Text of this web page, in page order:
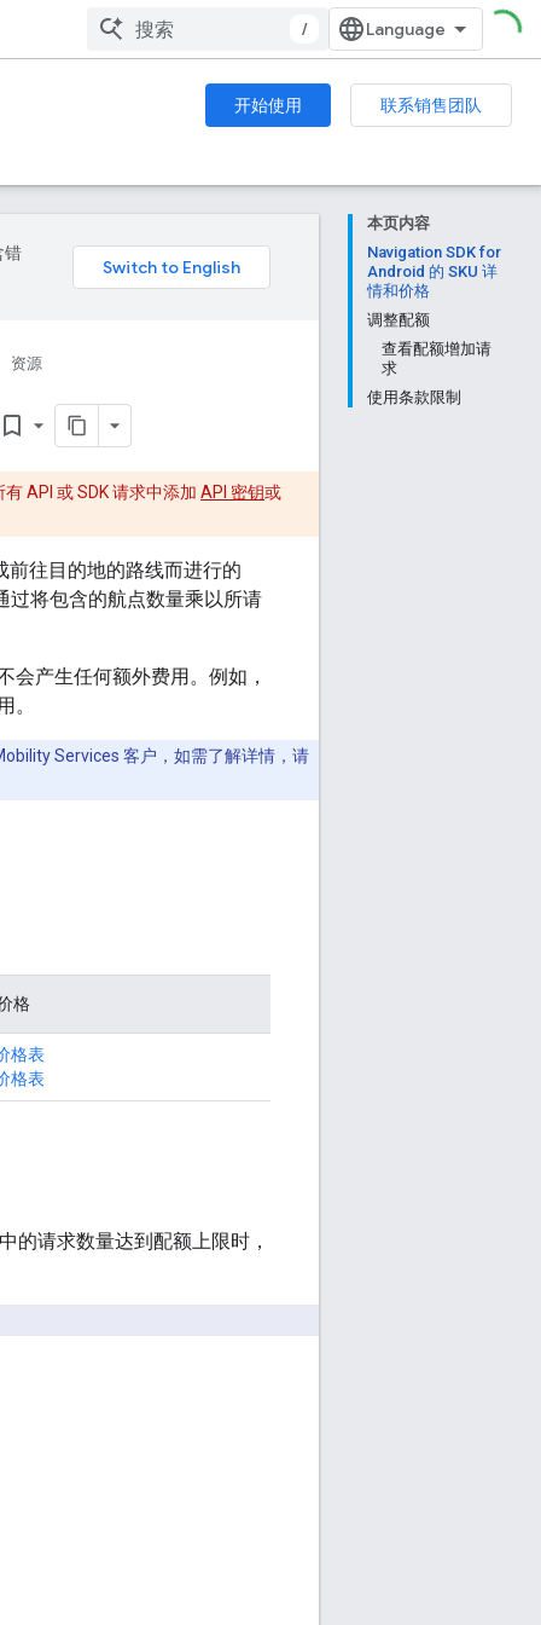
/
开始使用 联系销售团队
本页内容
Navigation SDK for
Android 的 SKU 详
情和价格
调整配额
查看配额增加请
求
使用条款限制
错
资源
API 或 SDK 请求中添加 API 密钥或
前往目的地的路线而进行的
过将包含的航点数量乘以所请
产生任何额外费用。例如，
。
Services 客户，如需了解详情，请
格
格表
格表
的请求数量达到配额上限时，